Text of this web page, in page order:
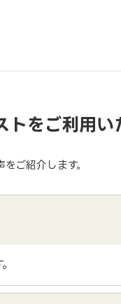
トをご利用
ご紹介します。